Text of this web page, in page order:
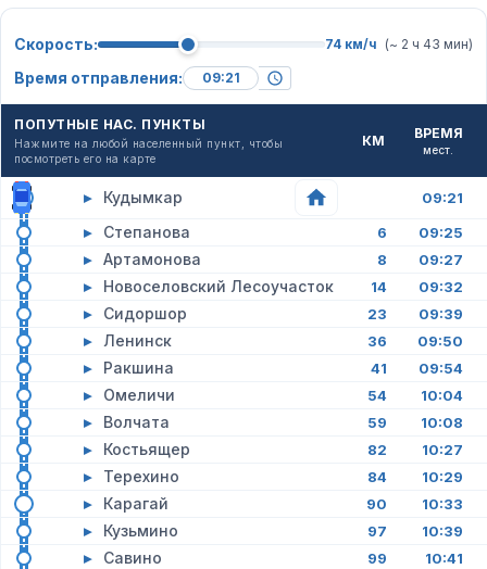
Скорость: 74 км/ч (~ 2 ч 43 мин)
Время отправления:
ПОПУТНЫЕ НАС. ПУНКТЫ
Нажмите на любой населенный пункт, чтобы
посмотреть его на карте
КМ ВРЕМЯ
мест.
▸ Кудымкар 09:21
▸ Степанова 6 09:25
▸ Артамонова 8 09:27
▸ Новоселовский Лесоучасток 14 09:32
▸ Сидоршор 23 09:39
▸ Ленинск 36 09:50
▸ Ракшина 41 09:54
▸ Омеличи 54 10:04
▸ Волчата 59 10:08
▸ Костьящер 82 10:27
▸ Терехино 84 10:29
▸ Карагай 90 10:33
▸ Кузьмино 97 10:39
▸ Савино 99 10:41